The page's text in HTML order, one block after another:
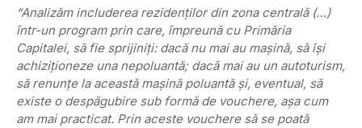
“Analizăm includerea rezidenţilor din zona centrală (…)
într-un program prin care, împreună cu Primăria
Capitalei, să fie sprijiniţi: dacă nu mai au maşină, să îşi
achiziţioneze una nepoluantă; dacă mai au un autoturism,
să renunţe la această maşină poluantă şi, eventual, să
existe o despăgubire sub formă de vouchere, aşa cum
am mai practicat. Prin aceste vouchere să se poată